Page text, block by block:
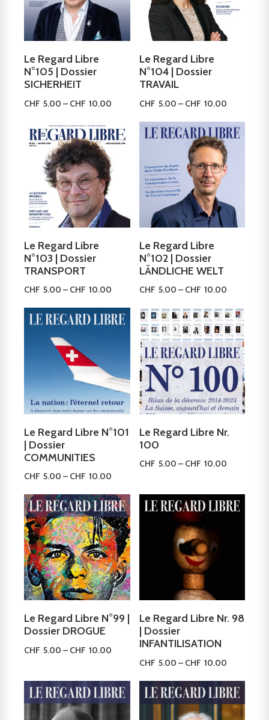
Le Regard Libre
N°105 | Dossier
SICHERHEIT
CHF 5.00 – CHF 10.00
Le Regard Libre
N°104 | Dossier
TRAVAIL
CHF 5.00 – CHF 10.00
Ausführung wählen
Le Regard Libre
N°103 | Dossier
TRANSPORT
CHF 5.00 – CHF 10.00
Ausführung wählen
Le Regard Libre
N°102 | Dossier
LÄNDLICHE WELT
CHF 5.00 – CHF 10.00
Ausführung wählen
Le Regard Libre N°101
| Dossier
COMMUNITIES
CHF 5.00 – CHF 10.00
Ausführung wählen
Le Regard Libre Nr.
100
CHF 5.00 – CHF 10.00
Le Regard Libre N°99 |
Dossier DROGUE
CHF 5.00 – CHF 10.00
Le Regard Libre Nr. 98
| Dossier
INFANTILISATION
CHF 5.00 – CHF 10.00
Ausführung wählen